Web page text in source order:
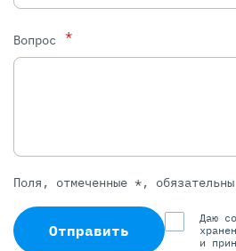
Вопрос *
Поля, отмеченные *,
Отправить
Даю
и